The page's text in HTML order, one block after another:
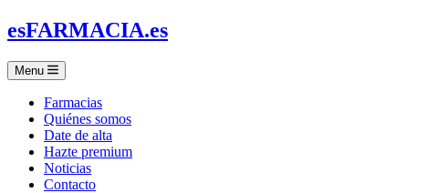
esFARMACIA.es
Menu
Farmacias
Quiénes somos
Date de alta
Hazte premium
Noticias
Contacto